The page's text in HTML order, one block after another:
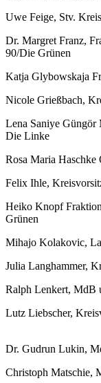
Uwe Feige, Stv.
Dr. Margret Franz,
90/Die Grünen
Katja Glybowskaja
Nicole Grießbach,
Lena Saniye Güngör
Die Linke
Rosa Maria
Felix Ihle,
Heiko Knopf
Grünen
Mihajo Kolakovic,
Julia Langhammer,
Ralph Lenkert, MdB
Lutz Liebscher,
Dr. Gudrun Lukin,
Christoph Matschie,